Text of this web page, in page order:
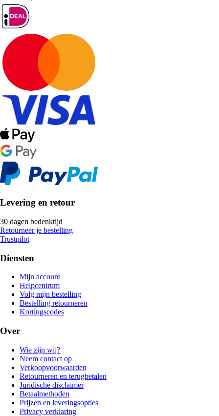
Levering en retour
30 dagen bedenktijd
Retourneer je bestelling
Trustpilot
Diensten
Mijn account
Helpcentrum
Volg mijn bestelling
Bestelling retourneren
Kortingscodes
Over
Wie zijn wij?
Neem contact op
Verkoopvoorwaarden
Retourneren en terugbetalen
Juridische disclaimer
Betaalmethoden
Prijzen en leveringsopties
Privacy verklaring